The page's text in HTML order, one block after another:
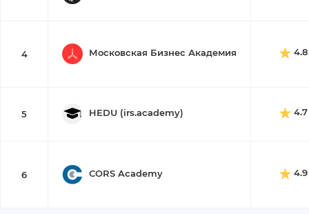
4 Московская Бизнес Академия 4.8
5 HEDU (irs.academy) 4.7
6 CORS Academy 4.9